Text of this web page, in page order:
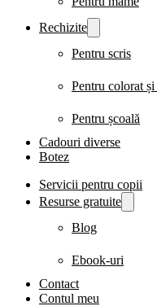
Rechizite
Pentru scris
Pentru colorat
Pentru școală
Cadouri diverse
Botez
Servicii pentru copii
Resurse gratuite
Blog
Ebook-uri
Contact
Contul meu